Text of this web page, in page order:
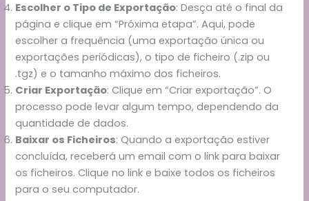
Escolher o Tipo de Exportação: Desça até o final da
página e clique em “Próxima etapa”. Aqui, pode
escolher a frequência (uma exportação única ou
exportações periódicas), o tipo de ficheiro (.zip ou
.tgz) e o tamanho máximo dos ficheiros.
Criar Exportação: Clique em “Criar exportação”. O
processo pode levar algum tempo, dependendo da
quantidade de dados.
Baixar os Ficheiros: Quando a exportação estiver
concluída, receberá um email com o link para baixar
os ficheiros. Clique no link e baixe todos os ficheiros
para o seu computador.